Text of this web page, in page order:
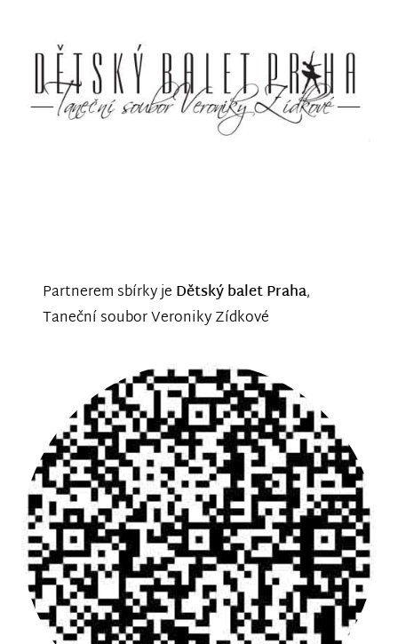
Partnerem sbírky je Dětský balet Praha,
Taneční soubor Veroniky Zídkové